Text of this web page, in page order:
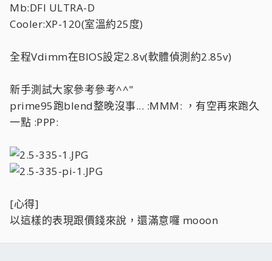
Mb:DFI ULTRA-D
Cooler:XP-120(室溫約25度)
全程Vdimm在BIOS設定2.8v(軟體偵測約2.85v)
新手測試大家參考參考^^"
prime95跑blend整晚沒事... :MMM: ，有空再來跑久
一點 :PPP:
[心得]
以這樣的表現跟價錢來說，還滿意囉 mooon